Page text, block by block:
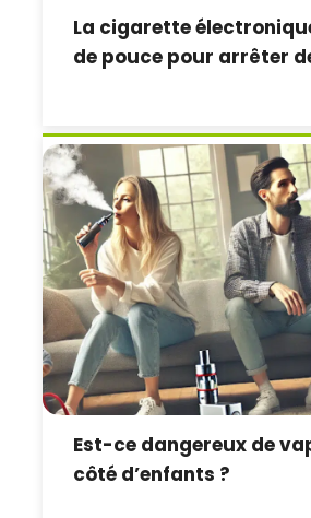
La cigarette
de pouce pour arrêter
Est-ce dangereux de
côté d’enfants ?